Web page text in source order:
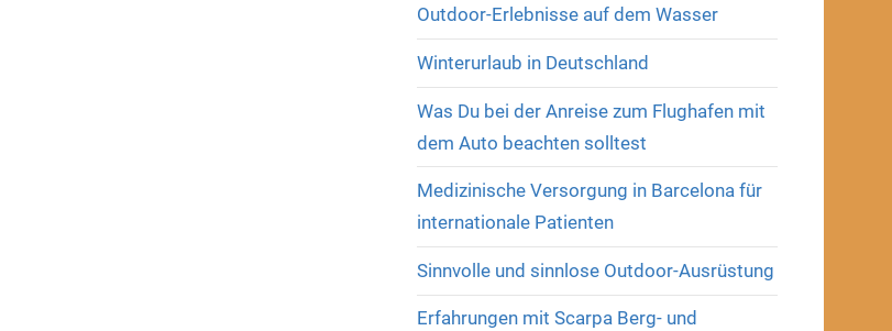
Outdoor-Erlebnisse auf dem Wasser
Winterurlaub in Deutschland
Was Du bei der Anreise zum Flughafen mit
dem Auto beachten solltest
Medizinische Versorgung in Barcelona für
internationale Patienten
Sinnvolle und sinnlose Outdoor-Ausrüstung
Erfahrungen mit Scarpa Berg- und